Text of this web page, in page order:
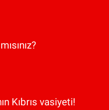
Kıbrıs vasiyeti!